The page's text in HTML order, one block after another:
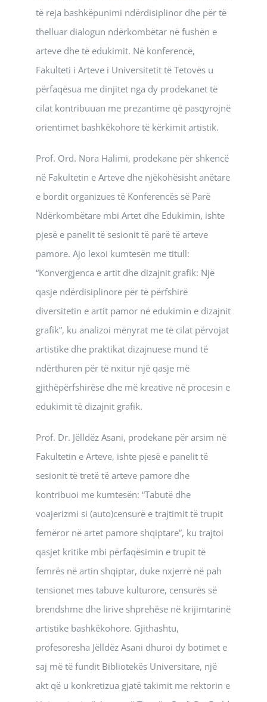
të reja bashkëpunimi ndërdisiplinor dhe për të
thelluar dialogun ndërkombëtar në fushën e
arteve dhe të edukimit. Në konferencë,
Fakulteti i Arteve i Universitetit të Tetovës u
përfaqësua me dinjitet nga dy prodekanet të
cilat kontribuuan me prezantime që pasqyrojnë
orientimet bashkëkohore të kërkimit artistik.
Prof. Ord. Nora Halimi, prodekane për shkencë
në Fakultetin e Arteve dhe njëkohësisht anëtare
e bordit organizues të Konferencës së Parë
Ndërkombëtare mbi Artet dhe Edukimin, ishte
pjesë e panelit të sesionit të parë të arteve
pamore. Ajo lexoi kumtesën me titull:
“Konvergjenca e artit dhe dizajnit grafik: Një
qasje ndërdisiplinore për të përfshirë
diversitetin e artit pamor në edukimin e dizajnit
grafik”, ku analizoi mënyrat me të cilat përvojat
artistike dhe praktikat dizajnuese mund të
ndërthuren për të nxitur një qasje më
gjithëpërfshirëse dhe më kreative në procesin e
edukimit të dizajnit grafik.
Prof. Dr. Jëlldëz Asani, prodekane për arsim në
Fakultetin e Arteve, ishte pjesë e panelit të
sesionit të tretë të arteve pamore dhe
kontribuoi me kumtesën: “Tabutë dhe
voajerizmi si (auto)censurë e trajtimit të trupit
femëror në artet pamore shqiptare”, ku trajtoi
qasjet kritike mbi përfaqësimin e trupit të
femrës në artin shqiptar, duke nxjerrë në pah
tensionet mes tabuve kulturore, censurës së
brendshme dhe lirive shprehëse në krijimtarinë
artistike bashkëkohore. Gjithashtu,
profesoresha Jëlldëz Asani dhuroi dy botimet e
saj më të fundit Bibliotekës Universitare, një
akt që u konkretizua gjatë takimit me rektorin e